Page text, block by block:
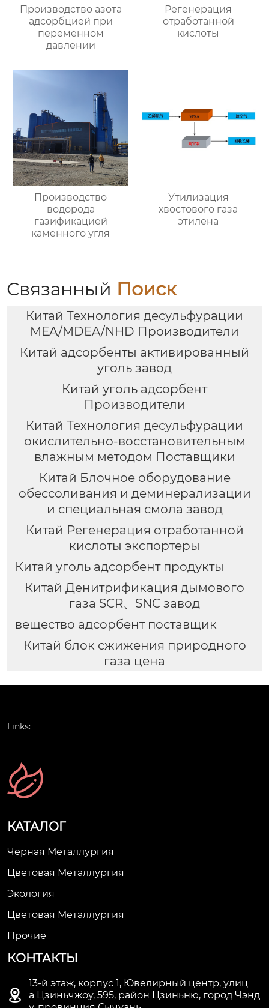
Производство азота
адсорбцией при
переменном
давлении
Регенерация
отработанной
кислоты
Производство
водорода
газификацией
каменного угля
Утилизация
хвостового газа
этилена
Связанный Поиск
Китай Технология десульфурации
MEA/MDEA/NHD Производители
Китай адсорбенты активированный
уголь завод
Китай уголь адсорбент
Производители
Китай Технология десульфурации
окислительно-восстановительным
влажным методом Поставщики
Китай Блочное оборудование
обессоливания и деминерализации
и специальная смола завод
Китай Регенерация отработанной
кислоты экспортеры
Китай уголь адсорбент продукты
Китай Денитрификация дымового
газа SCR、SNC завод
вещество адсорбент поставщик
Китай блок сжижения природного
газа цена
Links:
КАТАЛОГ
Черная Металлургия
Цветовая Металлургия
Экология
Цветовая Металлургия
Прочие
КОНТАКТЫ

13-й этаж, корпус 1, Ювелирный центр, улиц
а Цзиньчжоу, 595, район Цзиньню, город Чэнд